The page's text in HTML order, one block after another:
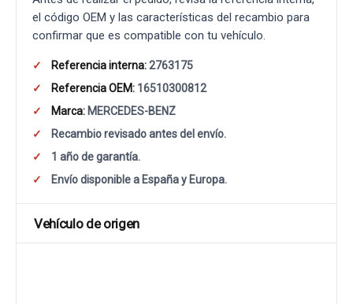
el código OEM y las características del recambio para
confirmar que es compatible con tu vehículo.
Referencia interna:2763175
Referencia OEM: 16510300812
Marca: MERCEDES-BENZ
Recambio revisado antes del envío.
1 año de garantía.
Envío disponible a España y Europa.
Vehículo de origen